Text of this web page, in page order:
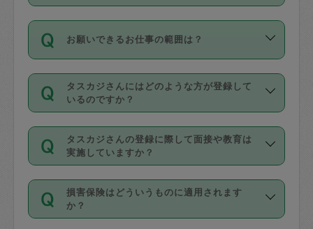
リカ、au WALLETなど）は支払にはご利
銀行振込や現金払いも対応していませ
なお、タスカジさんの交通費も、依頼料
金のご請求と合わせてお支払いとなりま
動計算で表示されます。
りに、一定数を超えたキャンセルは有償
（例：毎週定期の場合は３回以上のキャ
ンセルが有償（1200円、隔週定期の場合
は２回以上のキャンセルが有償（1200
ます。交通費の金額は「依頼の詳細」に
時間帯は3種類あります。いずれも１回あ
たり３時間です。
・ＡＭ ９時～１２時
・ＰＭ １３時～１６時
・夜 １８時～２１時
開始時間を２時間前後変更することが可
能です。依頼送信後、個別にタスカジさ
んにメッセージを送り調整してくださ
い。ただし、２時間を越えての調整はで
お願いできるお仕事の範囲は？
掃除、整理収納、洗濯、買い物、料理、
作り置きです。タスカジさんによってで
きる仕事の範囲が異なりますので、依頼
する前にタスカジさんのプロフィールで
確認してください。
基本的に、高所での作業や危険作業、屋
外での作業は対象外です。
タスカジさんにはどのような方が登録して
いるのですか？
主婦として長年の家事経験をお持ちの
方、栄養士・調理師といった資格者で保
育園や学校の給食やレストランで料理関
係の専門職に従事されていた方、日本で
すでにハウスキーパーや英語の先生とし
てお仕事をしているフィリピン出身の
タスカジさんの登録に際して面接や教育は
実施していますか？
応募の際に、各自事務局との面接と説明
を行っています。その後、身分証明書の
写真提出をしていただいています。外国
損害保険はどういうものに適用されます
か？